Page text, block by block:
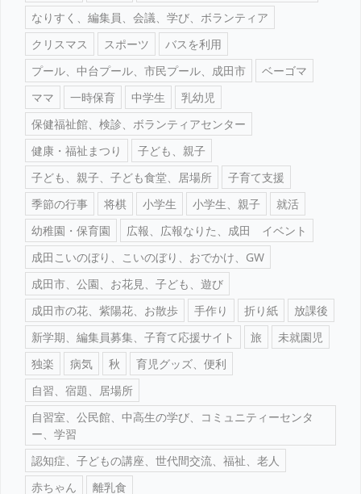
なりすく、編集員、会議、学び、ボランティア
クリスマス
スポーツ
バスを利用
プール、中台プール、市民プール、成田市
ベーゴマ
ママ
一時保育 中学生
乳幼児
保健福祉館、検診、ボランティアセンター
健康・福祉まつり
子ども、親子
子ども、親子、子ども食堂、居場所
子育て支援
季節の行事
将棋 小学生 小学生、親子
就活
幼稚園・保育園
広報、広報なりた、成田 イベント
成田こいのぼり、こいのぼり、おでかけ、GW
成田市、公園、お花見、子ども、遊び
成田市の花、紫陽花、お散歩
手作り 折り紙
放課後
新学期、編集員募集、子育て応援サイト
旅
未就園児
独楽
病気 秋
育児グッズ、便利
自習、宿題、居場所
自習室、公民館、中高生の学び、コミュニティーセンタ
ー、学習
認知症、子どもの講座、世代間交流、福祉、老人
赤ちゃん
離乳食